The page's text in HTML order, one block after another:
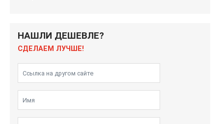
НАШЛИ ДЕШЕВЛЕ?
СДЕЛАЕМ ЛУЧШЕ!